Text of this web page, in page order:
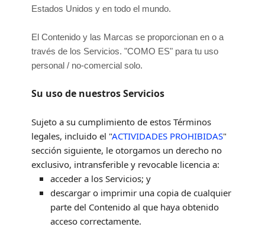
Estados Unidos y en todo el mundo.
El Contenido y las Marcas se proporcionan en o a
través de los Servicios. "COMO ES"para tu uso
personal / no-comercial solo.
Su uso de nuestros Servicios
Sujeto a su cumplimiento de estos Términos
legales, incluido el "ACTIVIDADES PROHIBIDAS"
sección siguiente, le otorgamos un derecho no
exclusivo, intransferible y revocable licenciaa:
acceder a los Servicios; y
descargar o imprimir una copia de cualquier
parte del Contenido al que haya obtenido
acceso correctamente.